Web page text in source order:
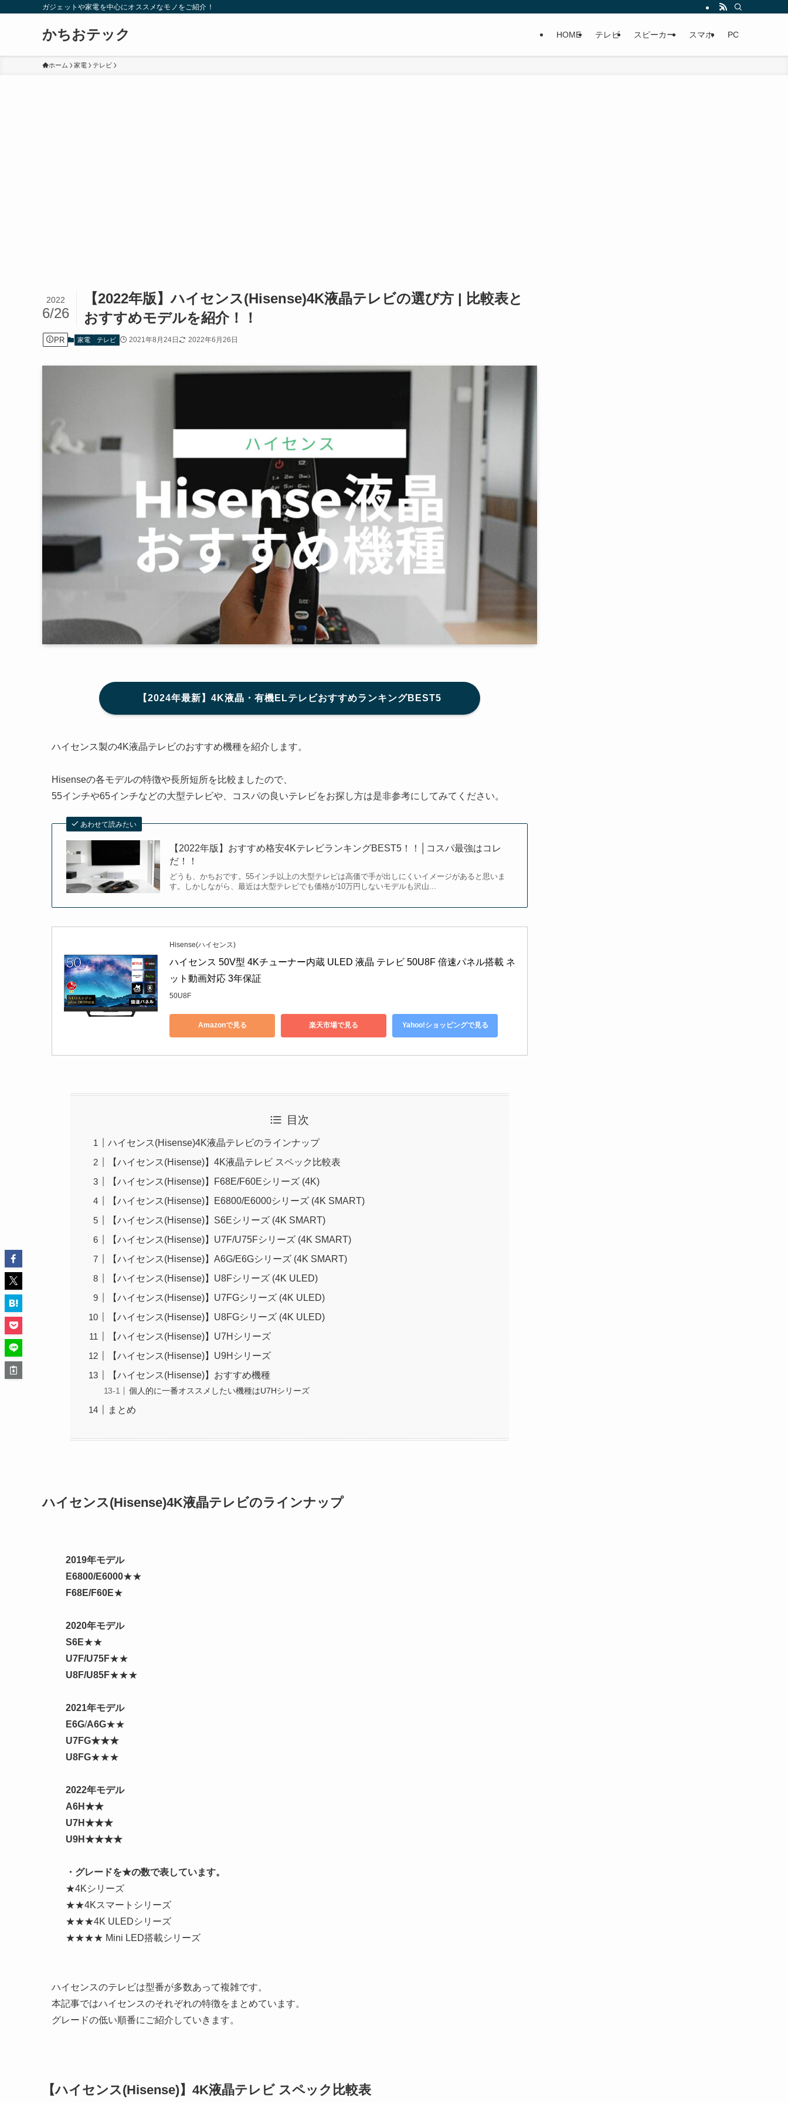
ガジェットや家電を中心にオススメなモノをご紹介！
かちおテック HOME テレビ スピーカー スマホ PC
ホーム 家電 テレビ
【2022年版】ハイセンス(Hisense)4K液晶テレビの選び方 | 比較表と
おすすめモデルを紹介！！
2022
6/26
PR 家電 テレビ 2021年8月24日 2022年6月26日
【2024年最新】4K液晶・有機ELテレビおすすめランキングBEST5
ハイセンス製の4K液晶テレビのおすすめ機種を紹介します。
Hisenseの各モデルの特徴や長所短所を比較ましたので、
55インチや65インチなどの大型テレビや、コスパの良いテレビをお探し方は是非参考にしてみてください。
あわせて読みたい
【2022年版】おすすめ格安4KテレビランキングBEST5！！│コスパ最強はコレ
だ！！
どうも、かちおです。55インチ以上の大型テレビは高価で手が出しにくいイメージがあると思いま
す。しかしながら、最近は大型テレビでも価格が10万円しないモデルも沢山...
Hisense(ハイセンス)
ハイセンス 50V型 4Kチューナー内蔵 ULED 液晶 テレビ 50U8F 倍速パネル搭載 ネ
ット動画対応 3年保証
50U8F
Amazonで見る 楽天市場で見る Yahoo!ショッピングで見る
目次
ハイセンス(Hisense)4K液晶テレビのラインナップ
【ハイセンス(Hisense)】4K液晶テレビ スペック比較表
【ハイセンス(Hisense)】F68E/F60Eシリーズ (4K)
【ハイセンス(Hisense)】E6800/E6000シリーズ (4K SMART)
【ハイセンス(Hisense)】S6Eシリーズ (4K SMART)
【ハイセンス(Hisense)】U7F/U75Fシリーズ (4K SMART)
【ハイセンス(Hisense)】A6G/E6Gシリーズ (4K SMART)
【ハイセンス(Hisense)】U8Fシリーズ (4K ULED)
【ハイセンス(Hisense)】U7FGシリーズ (4K ULED)
【ハイセンス(Hisense)】U8FGシリーズ (4K ULED)
【ハイセンス(Hisense)】U7Hシリーズ
【ハイセンス(Hisense)】U9Hシリーズ
【ハイセンス(Hisense)】おすすめ機種
個人的に一番オススメしたい機種はU7Hシリーズ
まとめ
ハイセンス(Hisense)4K液晶テレビのラインナップ
2019年モデル
E6800/E6000★★
F68E/F60E★
2020年モデル
S6E★★
U7F/U75F★★
U8F/U85F★★★
2021年モデル
E6G/A6G★★
U7FG★★★
U8FG★★★
2022年モデル
A6H★★
U7H★★★
U9H★★★★
・グレードを★の数で表しています。
★4Kシリーズ
★★4Kスマートシリーズ
★★★4K ULEDシリーズ
★★★★ Mini LED搭載シリーズ
ハイセンスのテレビは型番が多数あって複雑です。
本記事ではハイセンスのそれぞれの特徴をまとめています。
グレードの低い順番にご紹介していきます。
【ハイセンス(Hisense)】4K液晶テレビ スペック比較表